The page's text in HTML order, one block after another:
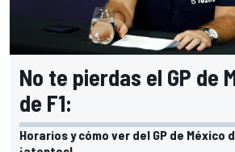
No te pierdas el GP de
de F1:
Horarios y cómo ver del GP de México